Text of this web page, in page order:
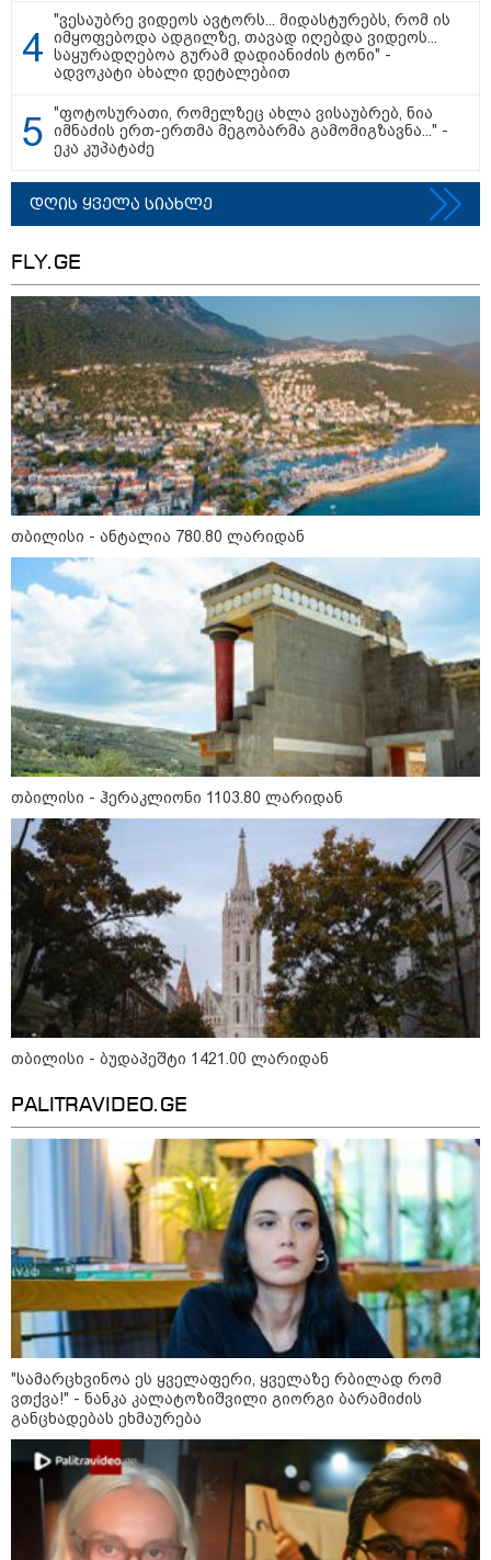
16:22 / 08-08-2026
"აი, ეს არის სამშობლოს
ღალატი" - როგორ ეხმაურება
დაკავშირებით ირაკლი
კობახიძის განცხადებას?
კატეგორიის ყველა სიახლე
აზერბაიჯანის რკინიგზა ბაქო-
თბილისი-ბაქოს საერთაშორისო
მარშრუტზე ბილეთების გაყიდვის
პერიოდს ახანგრძლივებს
„წარმოებულია საქართველოში“ -
ქართული თაფლი ჩინეთის
ბაზარზე გასასვლელად ემზადება
- დეტალები
მსოფლიო სასიცოცხლოდ
მნიშვნელოვანი პროდუქტის
დეფიციტის წინაშე დგას
კონფლიქტები
12:46 / 07-08-2026
ოკუპირებულ აფხაზეთში საწვავის
დეფიციტია, კილომეტრიანი რიგები და
შეზღუდვა საწვავის ჩასხმაზე - რა
ინფორმაციას აქვეყნებს "დემოკრატიის
კვლევის ინსტიტუტი“
14:23 / 05-08-2026
მაღალჩინოსნებმა უკრაინაში
ომთან დაკავშირებით
მოლაპარაკებები გამართეს - რა
არის ცნობილი შეხვედრაზე
"ვესაუბრე ვიდეოს ავტორს... მიდასტურებს, რომ ის
იმყოფებოდა ადგილზე, თავად იღებდა ვიდეოს...
საყურადღებოა გურამ დადიანიძის ტონი" -
ადვოკატი ახალი დეტალებით
"ფოტოსურათი, რომელზეც ახლა ვისაუბრებ, ნია
იმნაძის ერთ-ერთმა მეგობარმა გამომიგზავნა..." -
ეკა კუპატაძე
დღის ყველა სიახლე
FLY.GE
თბილისი - ანტალია 780.80 ლარიდან
თბილისი - ჰერაკლიონი 1103.80 ლარიდან
თბილისი - ბუდაპეშტი 1421.00 ლარიდან
PALITRAVIDEO.GE
"სა­მარ­ცხვი­ნოა ეს ყვე­ლა­ფე­რი, ყვე­ლა­ზე რბი­ლად რომ
ვთქვა!" - ნანკა კალატოზიშვილი გიორგი ბარამიძის
განცხადებას ეხმაურება